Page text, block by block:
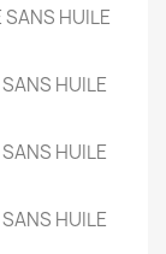
HUILE
HUILE
HUILE
HUILE